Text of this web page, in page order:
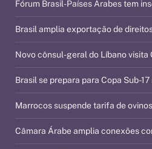
Fórum Brasil-Países Árabes tem
Brasil amplia exportação de
Novo cônsul-geral do Líbano visita
Brasil se prepara para Copa Sub-
Marrocos suspende tarifa de
Câmara Árabe amplia conexões